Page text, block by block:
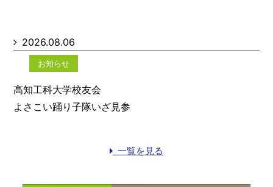
2026.08.06
お知らせ
高知工科大学校友会
よさこい踊り子隊いざ見参
一覧を見る